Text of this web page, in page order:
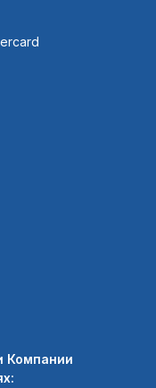
Компании